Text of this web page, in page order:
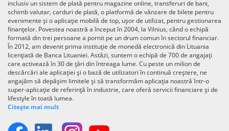
inclusiv un sistem de plată pentru magazine online, transferuri de bani,
schimb valutar, carduri de plată, o platformă de vânzare de bilete pentru
evenimente și o aplicație mobilă de top, ușor de utilizat, pentru gestionarea
finanțelor. Povestea noastră a început în 2004, la Vilnius, când o echipă
formată din trei persoane a pornit pe un drum comun în sectorul financiar.
În 2012, am devenit prima instituție de monedă electronică din Lituania
licențiată de Banca Lituaniei. Astăzi, suntem o echipă de 700 de angajați
care activează în 30 de țări din întreaga lume. Cu peste un milion de
descărcări ale aplicației și o bază de utilizatori în continuă creștere, ne
angajăm să depășim limitele și să transformăm aplicația noastră într-o
super-aplicație de referință în industrie, care oferă servicii financiare și de
lifestyle în toată lumea.
Citește mai mult